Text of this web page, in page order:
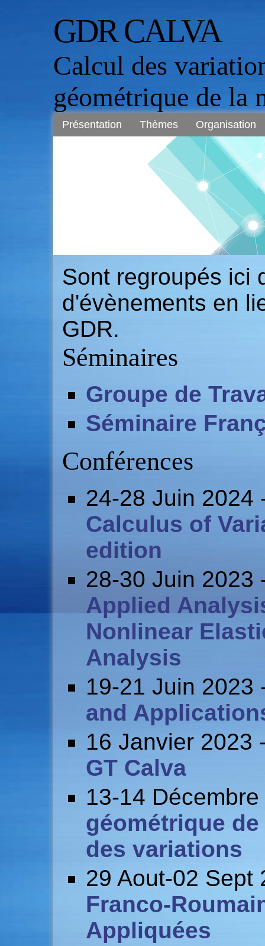
GDR CALVA
Calcul des
géométrique de la
Présentation Thèmes Organisation
Sont regroupés ici
d'évènements en
GDR.
Séminaires
Groupe de
Séminaire
Conférences
24-28 Juin 2024
Calculus of
edition
28-30 Juin 2023
Applied
Nonlinear
Analysis
19-21 Juin 2023
and
16 Janvier 2023
GT Calva
13-14
géométrique
des variations
29 Aout-02 Sept
Franco-
Appliquées